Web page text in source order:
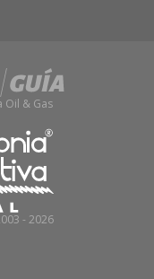
Oil & Gas
- 2026